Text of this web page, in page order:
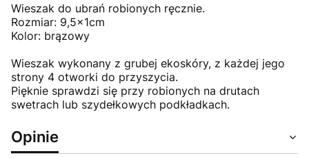
Wieszak do ubrań robionych ręcznie.
Rozmiar: 9,5x1cm
Kolor: brązowy
Wieszak wykonany z grubej ekoskóry, z każdej jego
strony 4 otworki do przyszycia.
Pięknie sprawdzi się przy robionych na drutach
swetrach lub szydełkowych podkładkach.
Opinie